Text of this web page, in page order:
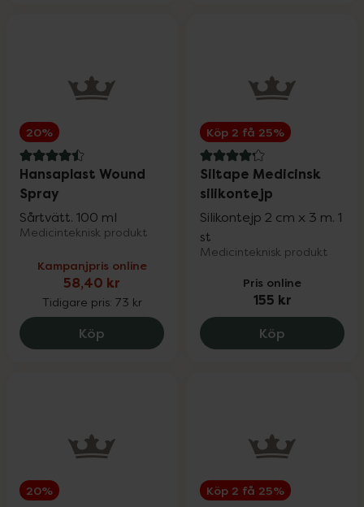
20%
4.5 av 5 i omdöme
Hansaplast Wound
Spray
Sårtvätt. 100 ml
Medicinteknisk produkt
Kampanjpris online
58,40 kr
Tidigare pris: 73 kr
Köp Hansaplast Wound Spray, 58.4 kr.
Köp 2 få 25%
4.2 av 5 i omdöme
Siltape Medicinsk
silikontejp
Silikontejp 2 cm x 3 m. 1
st
Medicinteknisk produkt
Pris online
155 kr
Köp Siltape
20% Köp 2 få 25%